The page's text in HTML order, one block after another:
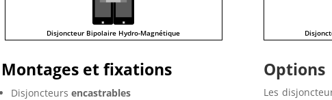
Disjoncteur Bipolaire Hydro-Magnétique
Montages et fixations
Disjoncteurs encastrables
Options
Les